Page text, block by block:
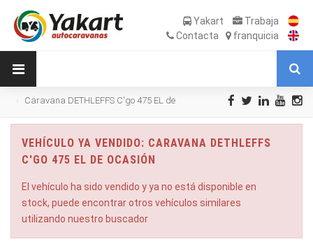
Yakart
Trabaja
Contacta
franquicia
Caravana DETHLEFFS C'go 475 EL de
VEHÍCULO YA VENDIDO: CARAVANA DETHLEFFS
C'GO 475 EL DE OCASIÓN
El vehículo ha sido vendido y ya no está disponible en
stock, puede encontrar otros vehículos similares
utilizando nuestro buscador